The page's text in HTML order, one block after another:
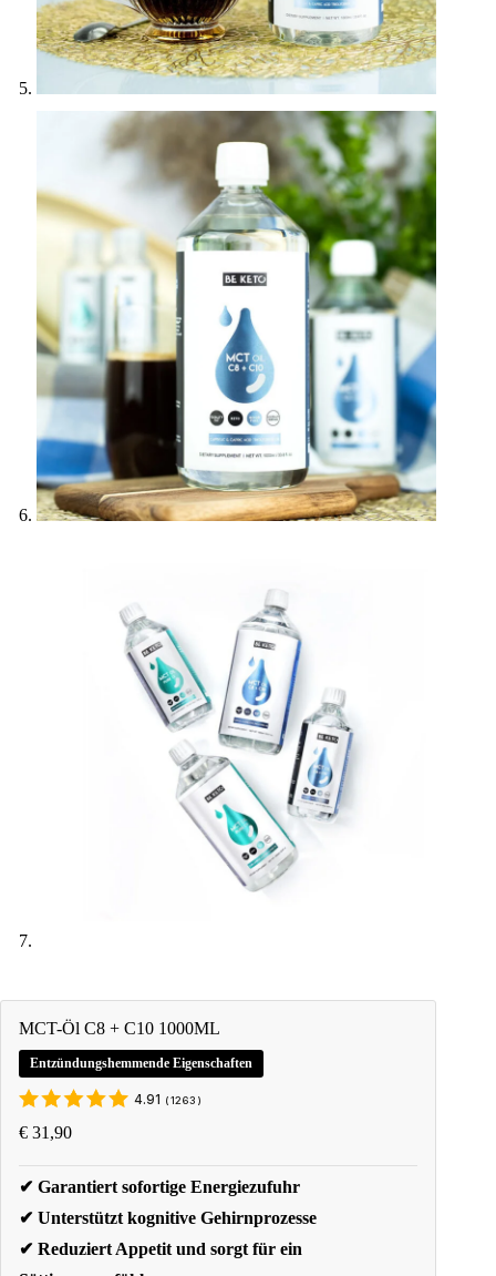
MCT-Öl C8 + C10 1000ML
Entzündungshemmende Eigenschaften
4.91 ( 1263 )
€ 31,90
✔ Garantiert sofortige Energiezufuhr
✔ Unterstützt kognitive Gehirnprozesse
✔ Reduziert Appetit und sorgt für ein